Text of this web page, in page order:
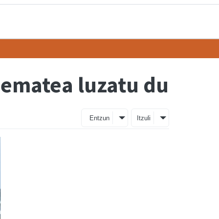
luzatu du
Entzun Itzuli